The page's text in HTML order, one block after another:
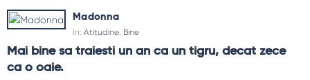
Madonna
In: Atitudine, Bine
Mai bine sa traiesti un an ca un tigru, decat zece
ca o oaie.